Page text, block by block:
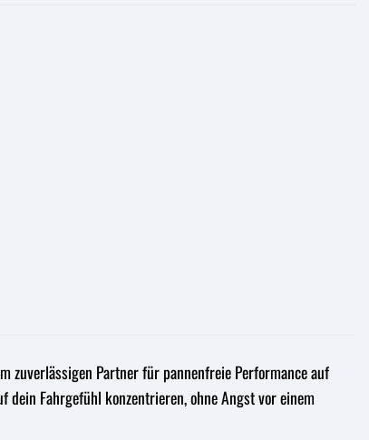
zuverlässigen Partner für pannenfreie Performance auf
Fahrgefühl konzentrieren, ohne Angst vor einem